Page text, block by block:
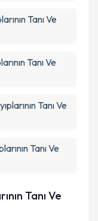
Tanı Ve
Tanı Ve
Tanı Ve
Tanı Ve
Tanı Ve